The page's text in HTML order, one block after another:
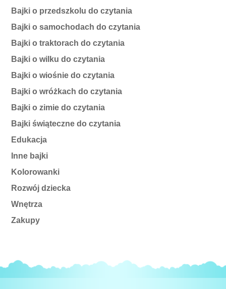
Bajki o przedszkolu do czytania
Bajki o samochodach do czytania
Bajki o traktorach do czytania
Bajki o wilku do czytania
Bajki o wiośnie do czytania
Bajki o wróżkach do czytania
Bajki o zimie do czytania
Bajki świąteczne do czytania
Edukacja
Inne bajki
Kolorowanki
Rozwój dziecka
Wnętrza
Zakupy